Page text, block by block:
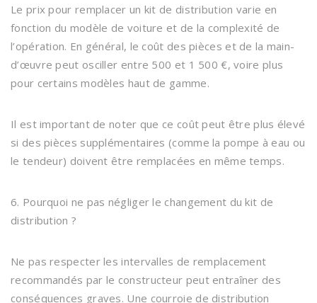
Le prix pour remplacer un kit de distribution varie en
fonction du modèle de voiture et de la complexité de
l’opération. En général, le coût des pièces et de la main-
d’œuvre peut osciller entre 500 et 1 500 €, voire plus
pour certains modèles haut de gamme.
Il est important de noter que ce coût peut être plus élevé
si des pièces supplémentaires (comme la pompe à eau ou
le tendeur) doivent être remplacées en même temps.
6. Pourquoi ne pas négliger le changement du kit de
distribution ?
Ne pas respecter les intervalles de remplacement
recommandés par le constructeur peut entraîner des
conséquences graves. Une courroie de distribution